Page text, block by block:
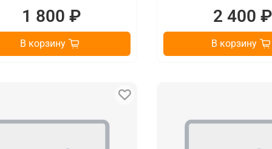
1 800 ₽
В корзину
2 400 ₽
В корзину